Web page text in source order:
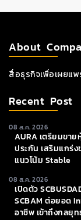
About
สื่อธุรกิจเพื่อเผยแพ
Recent Post
08 ส.ค. 2026
AURA เตรียมขา
ประกัน เสริมแกร่
แนวโน้ม Stable
08 ส.ค. 2026
เปิดตัว
SCBAM ต่อยอด
อาชีพ เข้าถึงกลยุ